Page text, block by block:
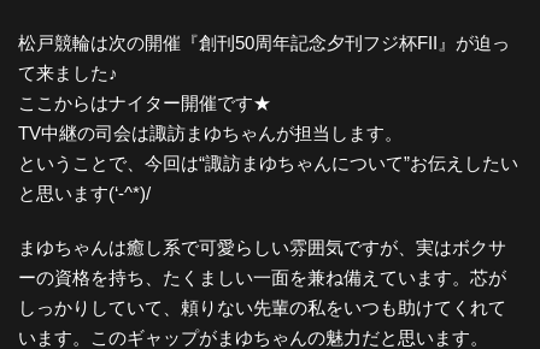
松戸競輪は次の開催『創刊50周年記念夕刊フジ杯FII』が迫っ
て来ました♪
ここからはナイター開催です★
TV中継の司会は諏訪まゆちゃんが担当します。
ということで、今回は“諏訪まゆちゃんについて”お伝えしたい
と思います(‘-^*)/
まゆちゃんは癒し系で可愛らしい雰囲気ですが、実はボクサ
ーの資格を持ち、たくましい一面を兼ね備えています。芯が
しっかりしていて、頼りない先輩の私をいつも助けてくれて
います。このギャップがまゆちゃんの魅力だと思います。